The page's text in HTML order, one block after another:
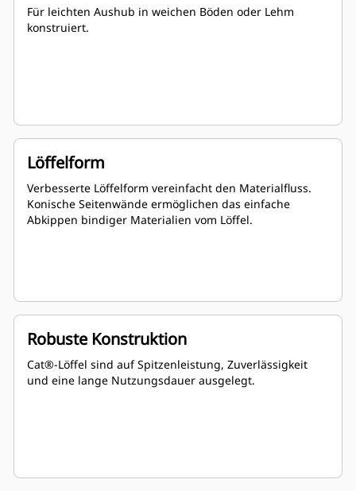
Für leichten Aushub in weichen Böden oder Lehm
konstruiert.
Löffelform
Verbesserte Löffelform vereinfacht den Materialfluss.
Konische Seitenwände ermöglichen das einfache
Abkippen bindiger Materialien vom Löffel.
Robuste Konstruktion
Cat®-Löffel sind auf Spitzenleistung, Zuverlässigkeit
und eine lange Nutzungsdauer ausgelegt.